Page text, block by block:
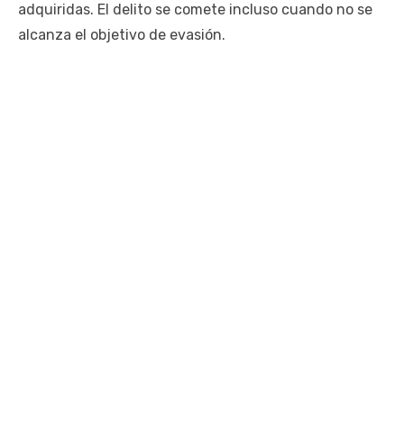
adquiridas. El delito se comete incluso cuando no se
alcanza el objetivo de evasión.